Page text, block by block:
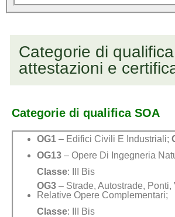
Categorie di
attestazioni e
Categorie di qualifica SOA
OG1 – Edifici Civili E Industriali;
OG13 – Opere Di Ingegneria
Classe: III Bis
OG3 – Strade, Autostrade,
Relative Opere Complementari;
Classe: III Bis